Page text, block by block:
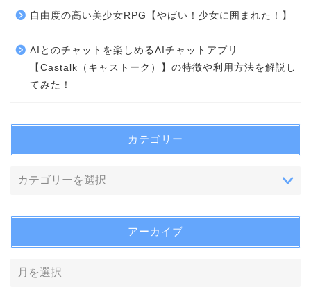
自由度の高い美少女RPG【やばい！少女に囲まれた！】
AIとのチャットを楽しめるAIチャットアプリ
【Castalk（キャストーク）】の特徴や利用方法を解説し
てみた！
カテゴリー
アーカイブ